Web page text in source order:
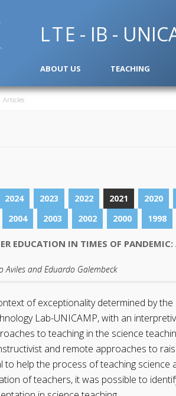
LTE - IB -
ABOUT US TEACHING
Articles
2024 2023 2022 2021 2020
2004 2003 2002 2000 1998
EDUCATION IN TIMES OF
Aviles and Eduardo Galembeck
of exceptionality determined by
Lab-UNICAMP, with an
to teaching in the science
and remote approaches to
to help the process of teaching
of teachers, it was possible to